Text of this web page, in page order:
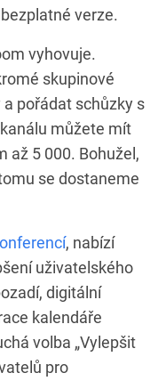
verze.
vyhovuje.
skupinové
pořádat schůzky s
můžete mít
až 5 000. Bohužel,
se dostaneme
, nabízí
uživatelského
digitální
kalendáře
volba „Vylepšit
pro